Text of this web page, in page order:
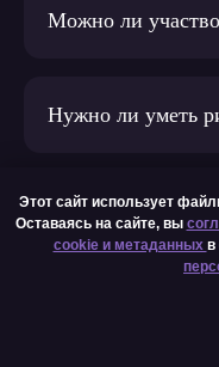
Можно ли
Нужно ли уметь
А точно ли
Где и как
Этот сайт использует
Оставаясь на сайте, вы
cookie и метаданных в